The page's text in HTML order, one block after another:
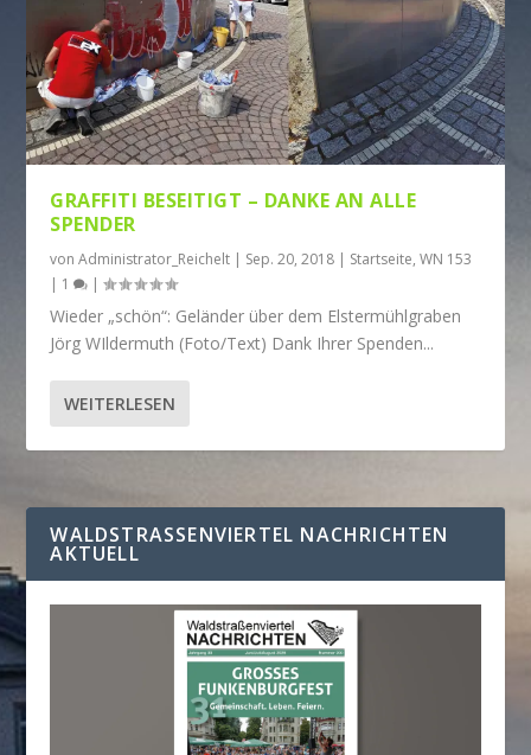
GRAFFITI BESEITIGT – DANKE AN ALLE
SPENDER
vonAdministrator_Reichelt | Sep. 20, 2018 | Startseite,WN 153
| 1 |
Wieder „schön“: Geländer über dem Elstermühlgraben
Jörg WIldermuth (Foto/Text) Dank Ihrer Spenden...
WEITERLESEN
WALDSTRASSENVIERTEL NACHRICHTEN A
KTUELL